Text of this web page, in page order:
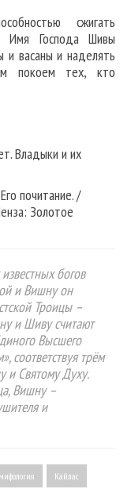
сжигать
Имя Господа Шивы
и васаны и наделять
покоем тех, кто
Владыки и их
почитание. /
Золотое
богов
и Вишну он
Троицы –
и Шиву считают
Высшего
соответствуя трём
и Святому Духу.
Вишну –
и
Кайлас